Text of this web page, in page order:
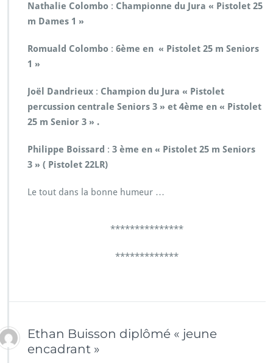
Nathalie Colombo : Championne du Jura « Pistolet 25
m Dames 1 »
Romuald Colombo : 6ème en « Pistolet 25 m Seniors
1 »
Joël Dandrieux : Champion du Jura « Pistolet
percussion centrale Seniors 3 » et 4ème en « Pistolet
25 m Senior 3 » .
Philippe Boissard : 3 ème en « Pistolet 25 m Seniors
3 » ( Pistolet 22LR)
Le tout dans la bonne humeur …
***************
*************
Ethan Buisson diplômé « jeune
encadrant »